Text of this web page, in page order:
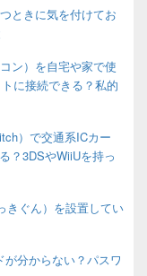
ときに気を付けてお
ン）を自宅や家で使
に接続できる？私的
）で交通系ICカー
？3DSやWiiUを持っ
きぐん）を設置してい
分からない？パスワ